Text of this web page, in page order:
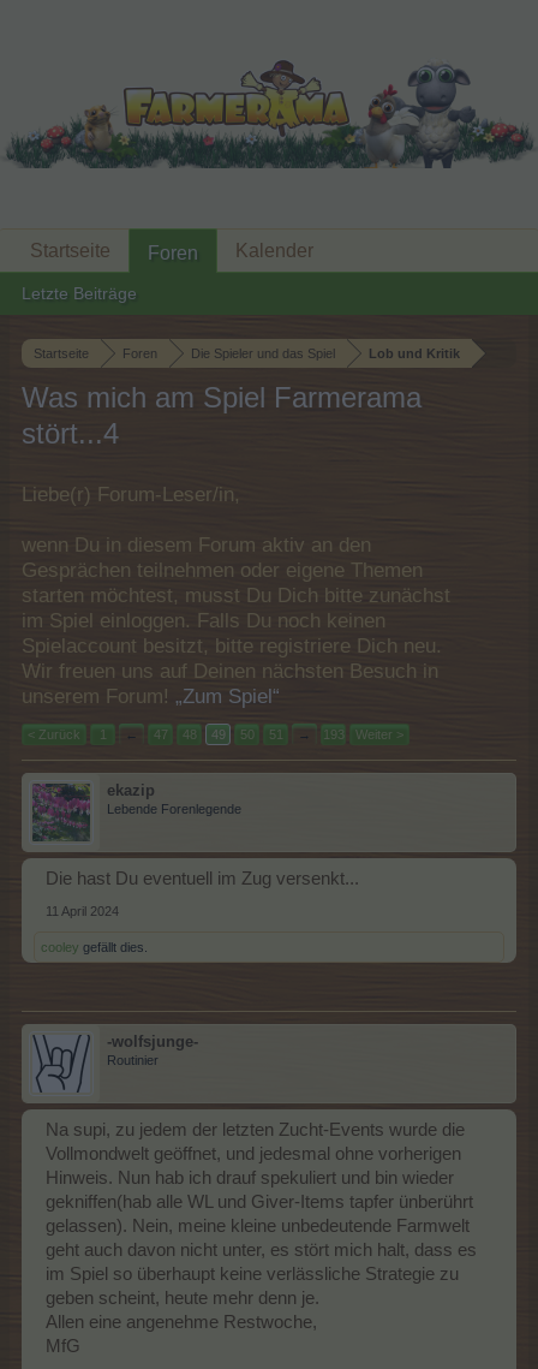
Startseite Foren Die Spieler und das Spiel Lob und Kritik
Was mich am Spiel Farmerama
stört...4
Liebe(r) Forum-Leser/in,
wenn Du in diesem Forum aktiv an den
Gesprächen teilnehmen oder eigene Themen
starten möchtest, musst Du Dich bitte zunächst
im Spiel einloggen. Falls Du noch keinen
Spielaccount besitzt, bitte registriere Dich neu.
Wir freuen uns auf Deinen nächsten Besuch in
unserem Forum! „Zum Spiel“
< Zurück 1 ← 47 48 49 50 51 → 193 Weiter >
ekazip
Lebende Forenlegende
Die hast Du eventuell im Zug versenkt...
11 April 2024
cooley gefällt dies.
-wolfsjunge-
Routinier
Na supi, zu jedem der letzten Zucht-Events wurde die
Vollmondwelt geöffnet, und jedesmal ohne vorherigen
Hinweis. Nun hab ich drauf spekuliert und bin wieder
gekniffen(hab alle WL und Giver-Items tapfer ünberührt
gelassen). Nein, meine kleine unbedeutende Farmwelt
geht auch davon nicht unter, es stört mich halt, dass es
im Spiel so überhaupt keine verlässliche Strategie zu
geben scheint, heute mehr denn je.
Allen eine angenehme Restwoche,
MfG
Startseite Foren
Letzte Beiträge
Kalender